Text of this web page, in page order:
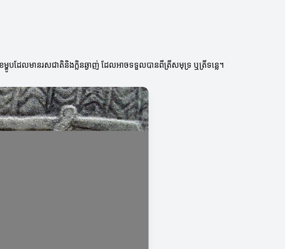
ខម្ហូបដែលមានរសជាតិនិងក្លិនឆ្ងាញ់ ដែលអាចទទួលបានពីត្រីសមុទ្រ ឬត្រីទន្លេ។